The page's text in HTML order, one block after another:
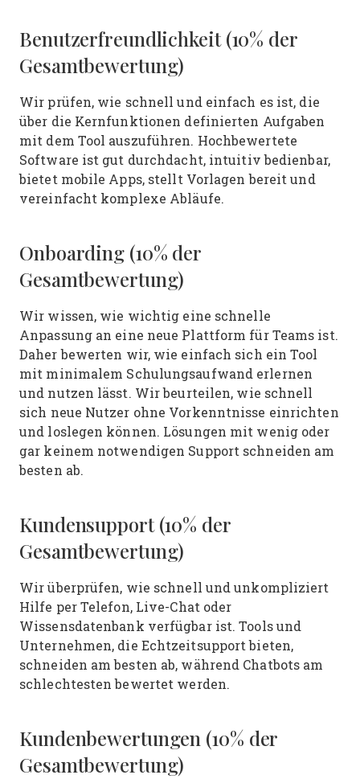
Benutzerfreundlichkeit (10% der
Gesamtbewertung)
Wir prüfen, wie schnell und einfach es ist, die
über die Kernfunktionen definierten Aufgaben
mit dem Tool auszuführen. Hochbewertete
Software ist gut durchdacht, intuitiv bedienbar,
bietet mobile Apps, stellt Vorlagen bereit und
vereinfacht komplexe Abläufe.
Onboarding (10% der
Gesamtbewertung)
Wir wissen, wie wichtig eine schnelle
Anpassung an eine neue Plattform für Teams ist.
Daher bewerten wir, wie einfach sich ein Tool
mit minimalem Schulungsaufwand erlernen
und nutzen lässt. Wir beurteilen, wie schnell
sich neue Nutzer ohne Vorkenntnisse einrichten
und loslegen können. Lösungen mit wenig oder
gar keinem notwendigen Support schneiden am
besten ab.
Kundensupport (10% der
Gesamtbewertung)
Wir überprüfen, wie schnell und unkompliziert
Hilfe per Telefon, Live-Chat oder
Wissensdatenbank verfügbar ist. Tools und
Unternehmen, die Echtzeitsupport bieten,
schneiden am besten ab, während Chatbots am
schlechtesten bewertet werden.
Kundenbewertungen (10% der
Gesamtbewertung)